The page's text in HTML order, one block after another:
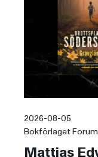
2026-08-05
Bokförlaget Forum
Mattias